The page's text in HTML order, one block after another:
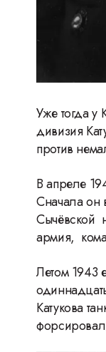
Уже тогда у
дивизия
против
В апреле
Сначала он
Сычёвской
армия,
Летом 1943
Катукова